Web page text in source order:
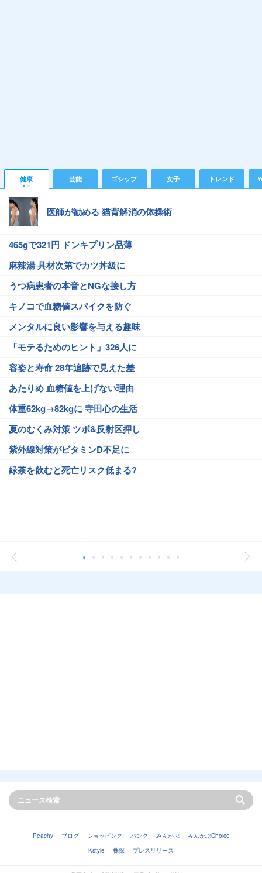
健康 芸能 ゴシップ 女子 トレンド
医師が勧める 猫背解消の体操術
465gで321円 ドンキプリン品薄
麻辣湯 具材次第でカツ丼級に
うつ病患者の本音とNGな接し方
キノコで血糖値スパイクを防ぐ
メンタルに良い影響を与える趣味
「モテるためのヒント」326人に
容姿と寿命 28年追跡で見えた差
あたりめ 血糖値を上げない理由
体重62kg→82kgに 寺田心の生活
夏のむくみ対策 ツボ&反射区押し
紫外線対策がビタミンD不足に
緑茶を飲むと死亡リスク低まる?
Peachy ブログ ショッピング バンク みんかぶ
みんかぶChoice
Kstyle
株探 プレスリリース